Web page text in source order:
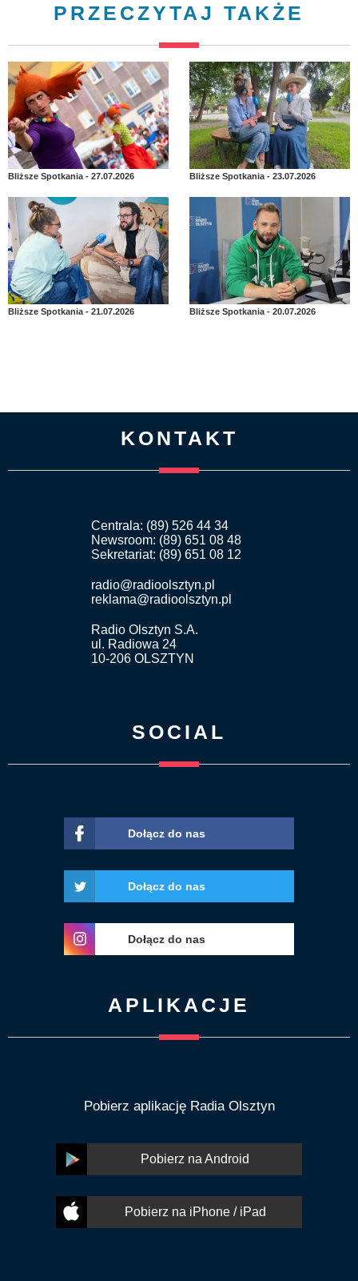
PRZECZYTAJ TAKŻE
Bliższe Spotkania - 27.07.2026 Bliższe Spotkania - 23.07.2026
Bliższe Spotkania - 21.07.2026 Bliższe Spotkania - 20.07.2026
KONTAKT
Centrala: (89) 526 44 34
Newsroom: (89) 651 08 48
Sekretariat: (89) 651 08 12
radio@radioolsztyn.pl
reklama@radioolsztyn.pl
Radio Olsztyn S.A.
ul. Radiowa 24
10-206 OLSZTYN
SOCIAL
Dołącz do nas
Dołącz do nas
Dołącz do nas
APLIKACJE
Pobierz aplikację Radia Olsztyn
Pobierz na Android
Pobierz na iPhone / iPad